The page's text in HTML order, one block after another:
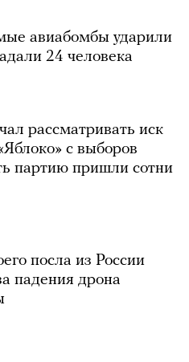
авиабомбы ударили
24 человека
рассматривать иск
с выборов
партию пришли сотни
посла из России
падения дрона